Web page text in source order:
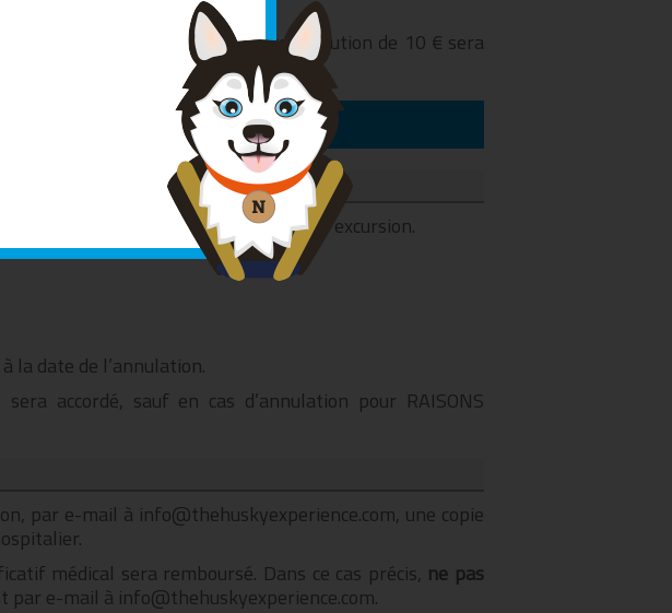
de la carte d’adhésion, une contribution de 10 € sera
soit, jusqu’à 3 jours avant la date de l’excursion.
la date de l’annulation.
accordé, sauf en cas d’annulation pour RAISONS
par e-mail à info@thehuskyexperience.com, une copie
médical sera remboursé. Dans ce cas précis, ne pas
e-mail à info@thehuskyexperience.com.